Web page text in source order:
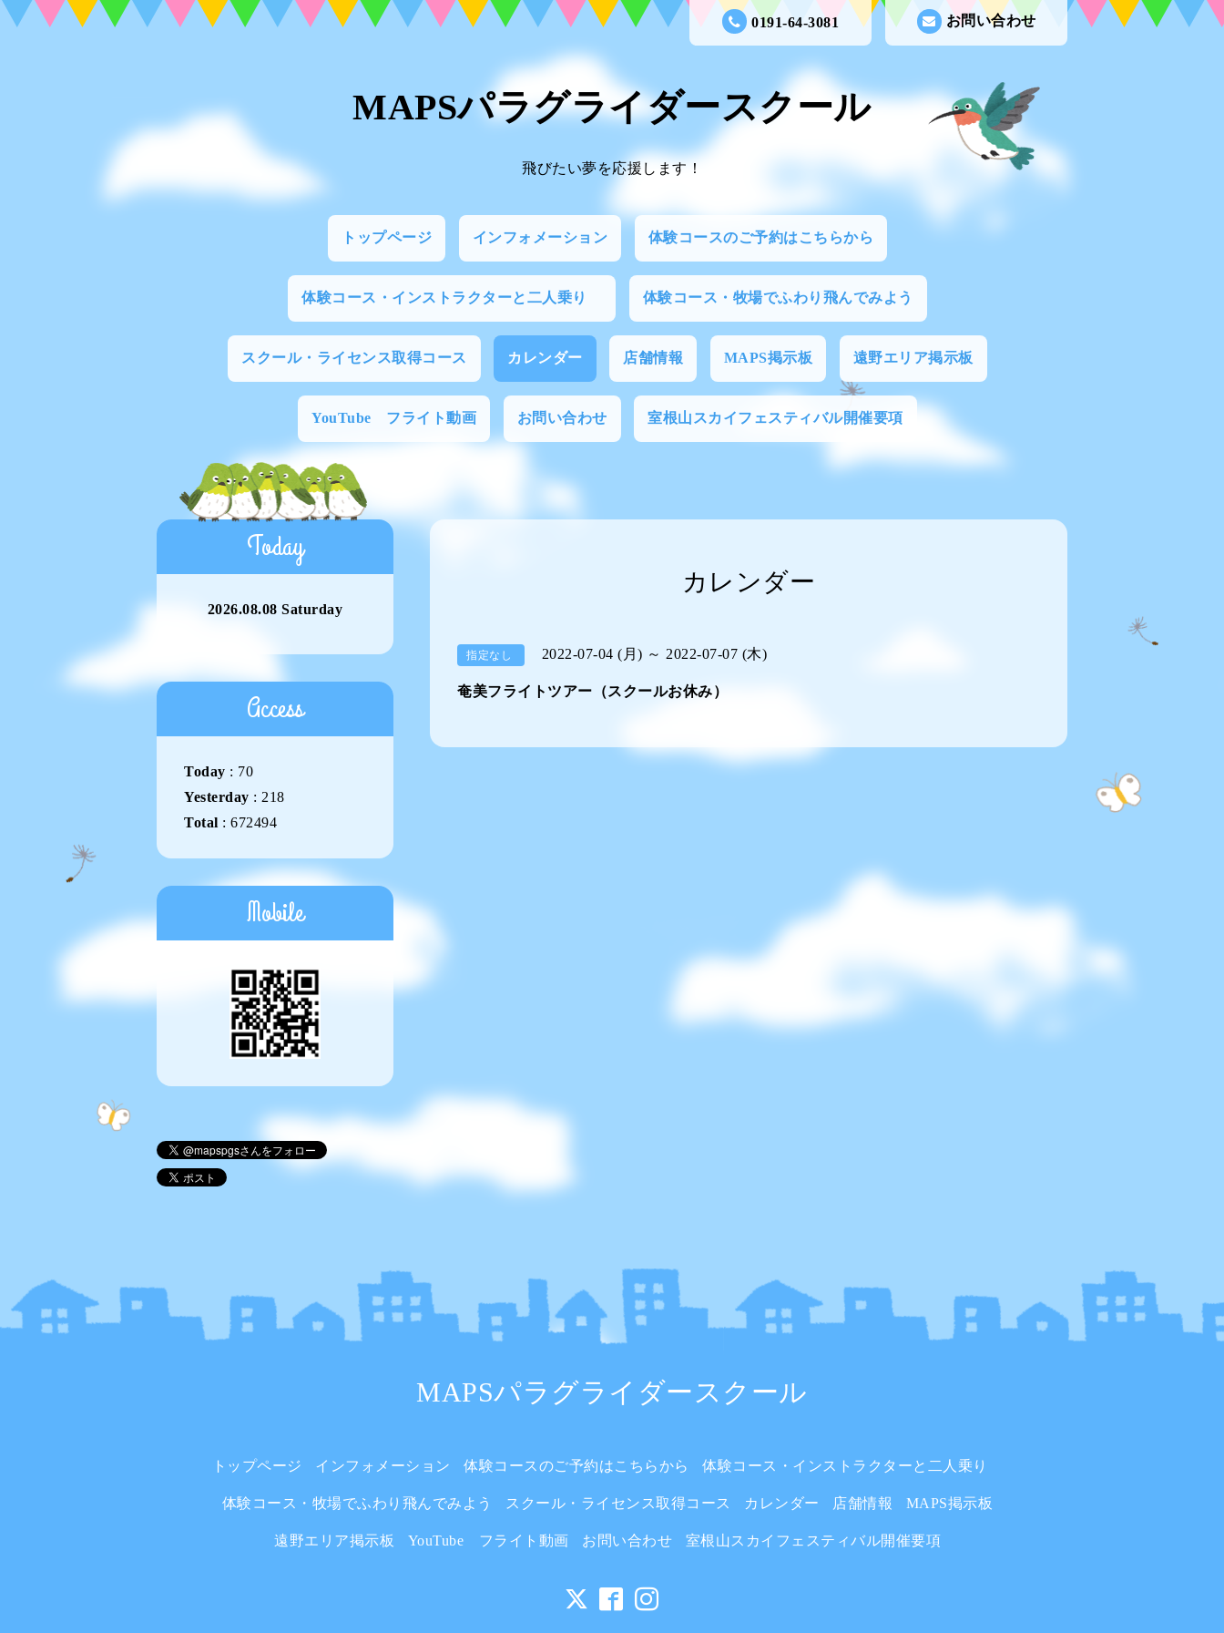
お問い合わせ
0191-64-3081
MAPSパラグライダースクール
飛びたい夢を応援します！
トップページ インフォメーション 体験コースのご予約はこちらから
体験コース・インストラクターと二人乗り 体験コース・牧場でふわり飛んでみよう
スクール・ライセンス取得コース カレンダー 店舗情報 MAPS掲示板 遠野エリア掲示板
YouTube フライト動画 お問い合わせ 室根山スカイフェスティバル開催要項
カレンダー
指定なし 2022-07-04 (月) ～ 2022-07-07 (木)
奄美フライトツアー（スクールお休み）
Today
2026.08.08 Saturday
Access
Today : 70
Yesterday : 218
Total : 672494
Mobile
MAPSパラグライダースクール
トップページ インフォメーション 体験コースのご予約はこちらから 体験コース・インストラクターと二人乗り
体験コース・牧場でふわり飛んでみよう スクール・ライセンス取得コース カレンダー 店舗情報 MAPS掲示板
遠野エリア掲示板 YouTube フライト動画 お問い合わせ 室根山スカイフェスティバル開催要項